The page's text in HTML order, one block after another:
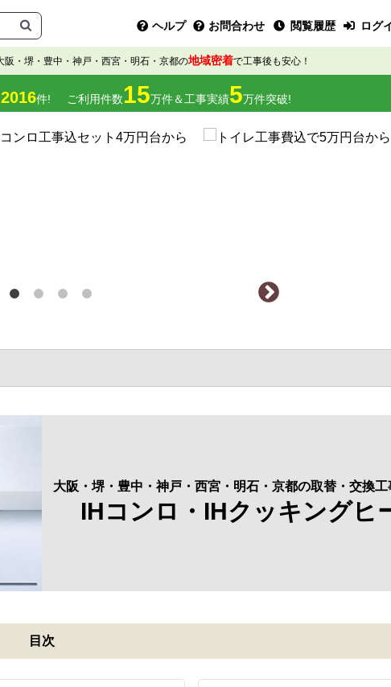
ヘルプ お問合わせ 閲覧履歴 ログ
・堺・豊中・神戸・西宮・明石・京都の地域密着で工事後も安心！
2016件! ご利用件数15万件＆工事実績5万件突破!
大阪・堺・豊中・神戸・西宮・明石・京都の取替・交換工
IHコンロ・IHクッキングヒ
目次